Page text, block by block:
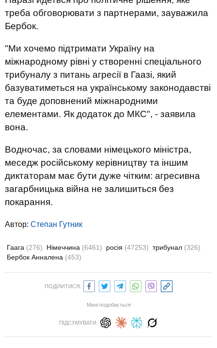
треба обговорювати з партнерами, зауважила
Бербок.
"Ми хочемо підтримати Україну на
міжнародному рівні у створенні спеціального
трибуналу з питань агресії в Гаазі, який
базуватиметься на українському законодавстві
та буде доповнений міжнародними
елементами. Як додаток до МКС", - заявила
вона.
Водночас, за словами німецького міністра,
меседж російському керівництву та іншим
диктаторам має бути дуже чітким: агресивна
загарбницька війна не залишиться без
покарання.
Автор: Степан Гутник
Гаага (276) Німеччина (6461) росія (47253) трибунал (326)
Бербок Анналена (453)
ПОДІЛИТИСЯ:
Мені подобається
ПІДСУМУВАТИ: